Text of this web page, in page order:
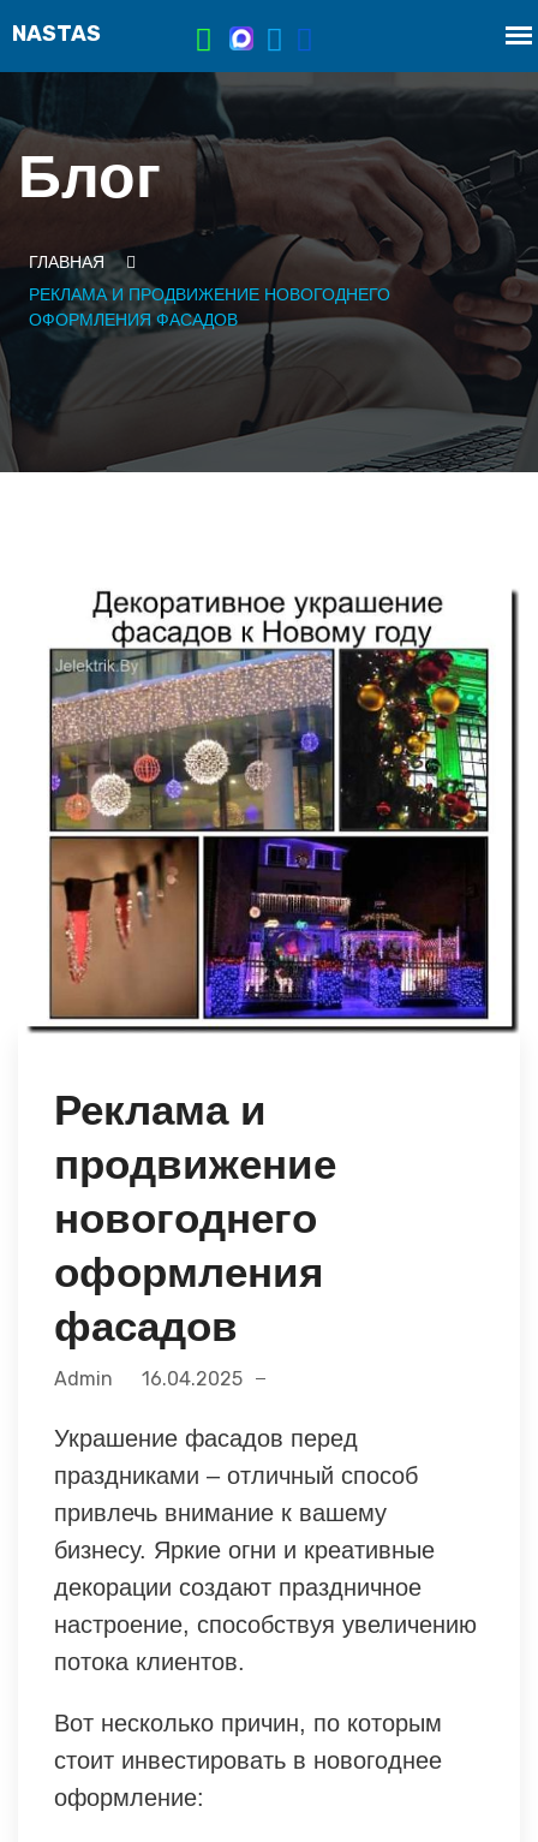
Блог
ГЛАВНАЯ
РЕКЛАМА И ПРОДВИЖЕНИЕ НОВОГОДНЕГО
ОФОРМЛЕНИЯ ФАСАДОВ
Реклама и
продвижение
новогоднего
оформления
фасадов
Admin 16.04.2025
Украшение фасадов перед
праздниками – отличный способ
привлечь внимание к вашему
бизнесу. Яркие огни и креативные
декорации создают праздничное
настроение, способствуя увеличению
потока клиентов.
Вот несколько причин, по которым
стоит инвестировать в новогоднее
оформление: